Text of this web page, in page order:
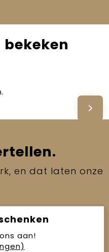
en dat laten onze
aan!